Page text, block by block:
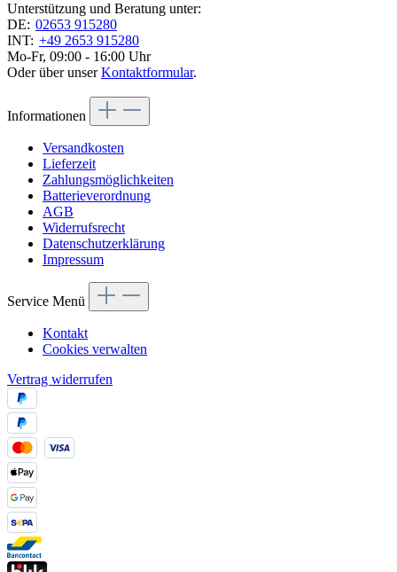
Unterstützung und Beratung unter:
DE: 02653 915280
INT: +49 2653 915280
Mo-Fr, 09:00 - 16:00 Uhr
Oder über unserKontaktformular.
Informationen
Versandkosten
Lieferzeit
Zahlungsmöglichkeiten
Batterieverordnung
AGB
Widerrufsrecht
Datenschutzerklärung
Impressum
Service Menü
Kontakt
Cookies verwalten
Vertrag widerrufen